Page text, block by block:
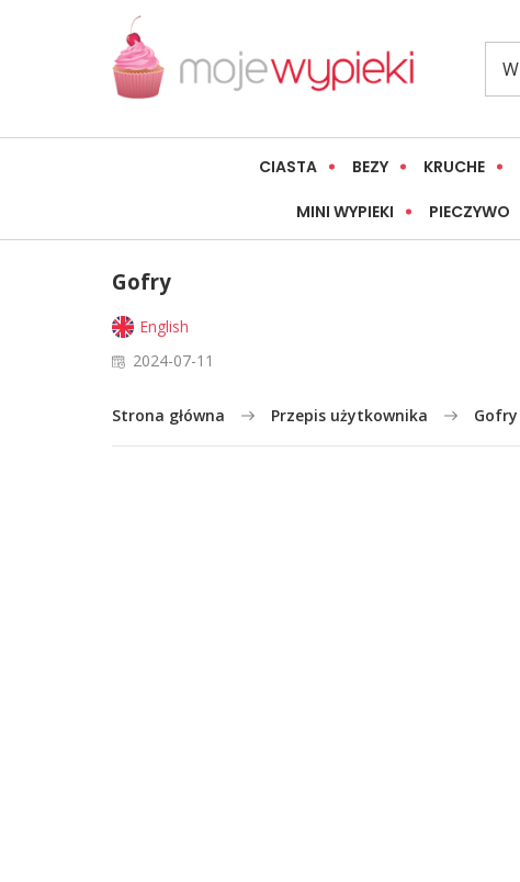
CIASTA BEZY KRUCHE
MINI WYPIEKI PIECZYWO
Gofry
English
2024-07-11
Strona główna Przepis użytkownika Gofry